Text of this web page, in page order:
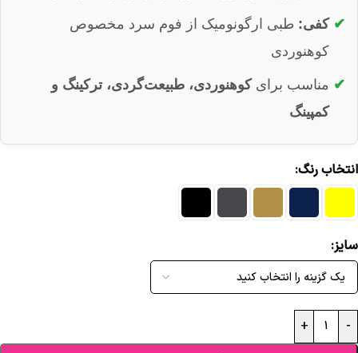
کفی: طبی ارگونومیک از فوم سرد مخصوص
کوهنوردی
مناسب برایکوهنوردی، طبیعت‌گردی، ترکینگ و
کمپینگ
انتخاب رنگ
سایز
-
+